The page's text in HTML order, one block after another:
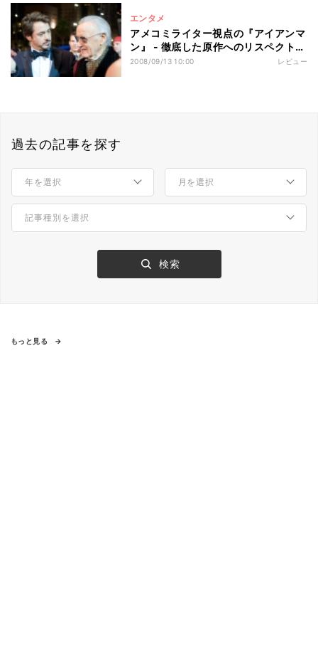
エンタメ
アメコミライター視点の『アイアンマ
ン』 - 徹底した原作へのリスペクト、
そしてマーベルの大いなる野望とは
2008/09/13 10:00 レビュー
過去の記事を探す
もっと見る